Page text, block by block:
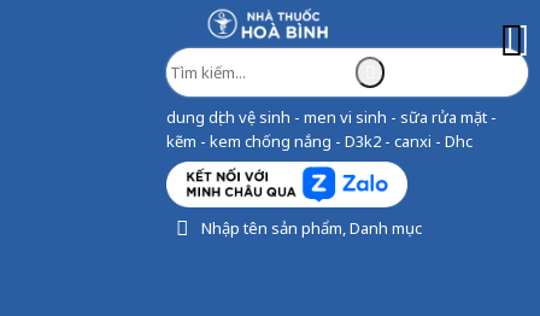
dung dịch vệ sinh - men vi sinh - sữa rửa mặt -
kẽm - kem chống nắng - D3k2 - canxi - Dhc
Nhập tên sản phẩm, Danh mục